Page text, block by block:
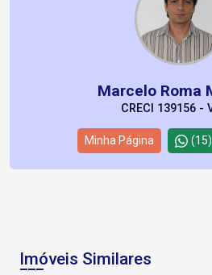
Marcelo Roma
CRECI 139156 -
Minha Página
Imóveis Similares